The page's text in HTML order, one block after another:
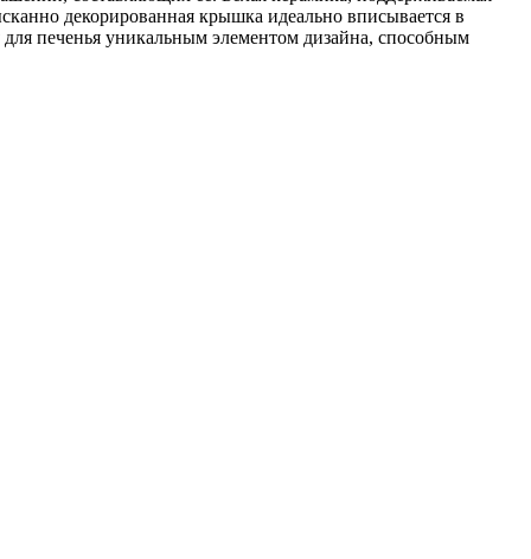
декорированная крышка идеально вписывается в
печенья уникальным элементом дизайна, способным